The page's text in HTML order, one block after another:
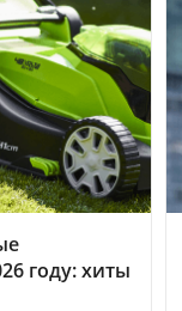
году: хиты